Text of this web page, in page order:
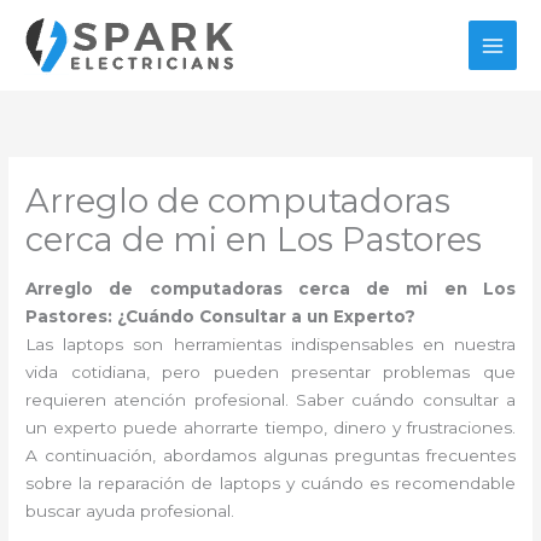
contenido
Arreglo de computadoras
cerca de mi en Los Pastores
Arreglo de computadoras cerca de mi en Los
Pastores: ¿Cuándo Consultar a un Experto?
Las laptops son herramientas indispensables en nuestra
vida cotidiana, pero pueden presentar problemas que
requieren atención profesional. Saber cuándo consultar a
un experto puede ahorrarte tiempo, dinero y frustraciones.
A continuación, abordamos algunas preguntas frecuentes
sobre la reparación de laptops y cuándo es recomendable
buscar ayuda profesional.